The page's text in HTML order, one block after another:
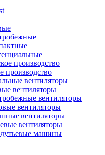
производство
вентиляторы
вентиляторы
вентиляторы
вентиляторы
вентиляторы
вентиляторы
машины